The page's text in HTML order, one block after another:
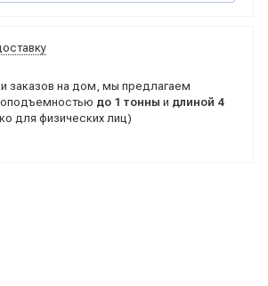
заказов на дом, мы предлагаем
до 1 тонны и длиной 4
для физических лиц)